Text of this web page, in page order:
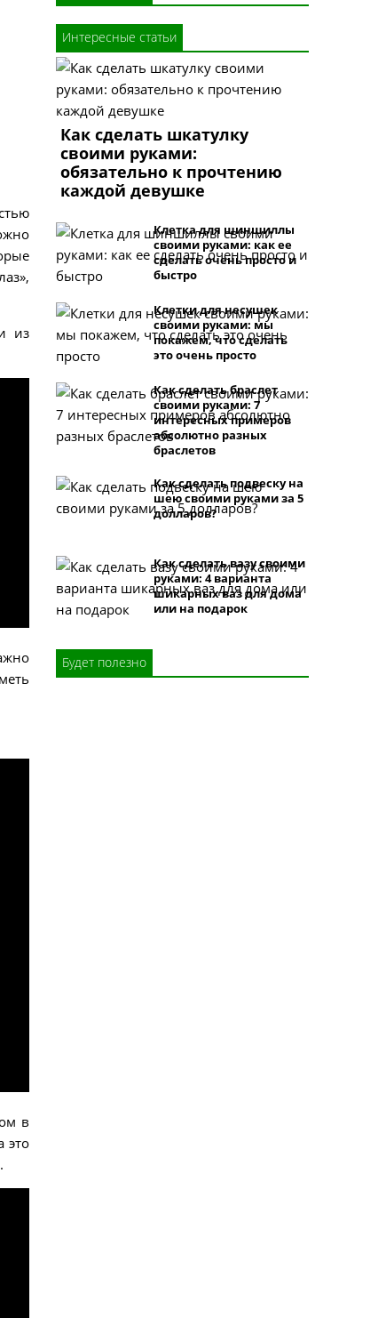
из
в
это
Интересные статьи
Как сделать шкатулку
своими руками:
обязательно к прочтению
каждой девушке
Клетка для шиншиллы
своими руками: как ее
сделать очень просто и
быстро
Клетки для несушек
своими руками: мы
покажем, что сделать
это очень просто
Как сделать браслет
своими руками: 7
интересных примеров
абсолютно разных
браслетов
Как сделать подвеску на
шею своими руками за 5
долларов?
Как сделать вазу своими
руками: 4 варианта
шикарных ваз для дома
или на подарок
Будет полезно